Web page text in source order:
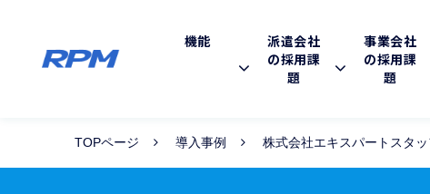
機能
派遣会社
の採用課
題
事業会社
の採用課
題
TOPページ 導入事例 株式会社エキスパートスタッ